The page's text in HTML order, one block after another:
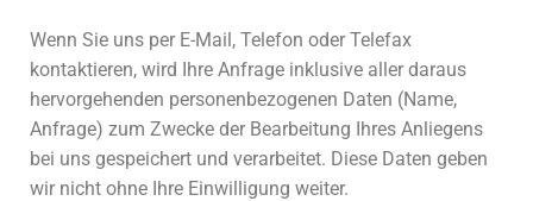
Wenn Sie uns per E-Mail, Telefon oder Telefax
kontaktieren, wird Ihre Anfrage inklusive aller daraus
hervorgehenden personenbezogenen Daten (Name,
Anfrage) zum Zwecke der Bearbeitung Ihres Anliegens
bei uns gespeichert und verarbeitet. Diese Daten geben
wir nicht ohne Ihre Einwilligung weiter.